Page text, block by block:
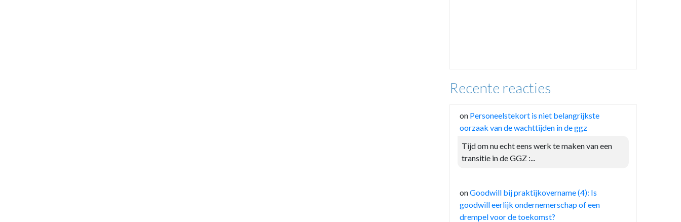
Recente reacties
on Personeelstekort is niet belangrijkste
oorzaak van de wachttijden in de ggz
Tijd om nu echt eens werk te maken van een
transitie in de GGZ :...
onGoodwill bij praktijkovername (4): Is
goodwill eerlijk ondernemerschap of een
drempel voor de toekomst?